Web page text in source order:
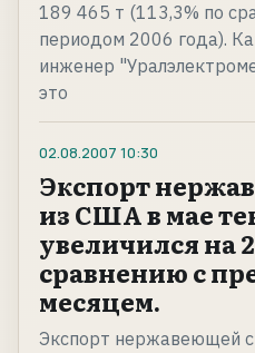
189 465 т (113,3% по
периодом 2006 года).
инженер
это
02.08.2007 10:30
Экспорт
из США в мае
увеличился на
сравнению с
месяцем.
Экспорт нержавеющей